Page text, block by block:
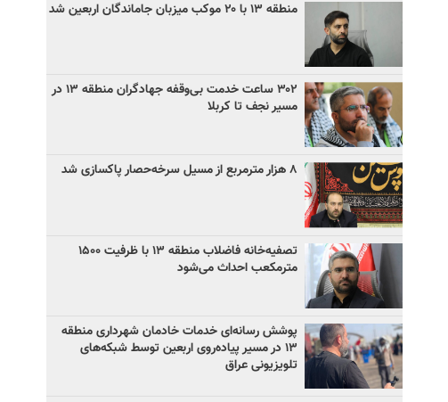
منطقه ۱۳ با ۲۰ موکب میزبان جاماندگان اربعین شد
۳۰۲ ساعت خدمت بی‌وقفه جهادگران منطقه ۱۳ در
مسیر نجف تا کربلا
۸ هزار مترمربع از مسیل سرخه‌حصار پاکسازی شد
تصفیه‌خانه فاضلاب منطقه ۱۳ با ظرفیت ۱۵۰۰
مترمکعب احداث می‌شود
پوشش رسانه‌ای خدمات خادمان شهرداری منطقه
۱۳ در مسیر پیاده‌روی اربعین توسط شبکه‌های
تلویزیونی عراق